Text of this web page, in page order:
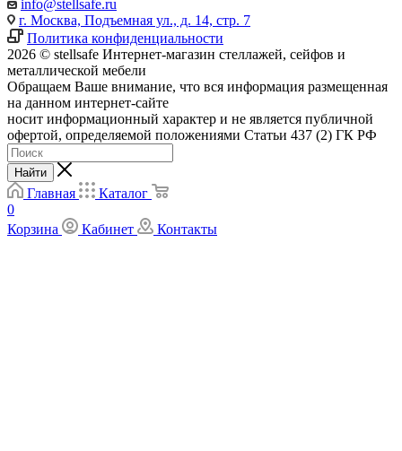
info@stellsafe.ru
г. Москва, Подъемная ул., д. 14, стр. 7
Политика конфиденциальности
2026 © stellsafe Интернет-магазин стеллажей, сейфов и
металлической мебели
Обращаем Ваше внимание, что вся информация размещенная
на данном интернет-сайте
носит информационный характер и не является публичной
офертой, определяемой положениями Статьи 437 (2) ГК РФ
Найти
Главная
Каталог
0
Корзина
Кабинет Контакты